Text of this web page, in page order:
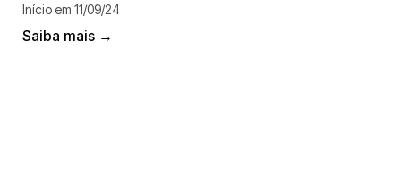
Início em 11/09/24
Saiba mais →